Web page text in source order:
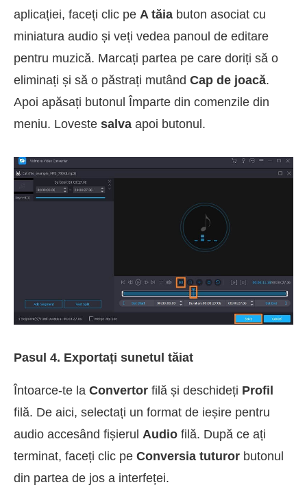
aplicației, faceți clic pe A tăia buton asociat cu
miniatura audio și veți vedea panoul de editare
pentru muzică. Marcați partea pe care doriți să o
eliminați și să o păstrați mutând Cap de joacă.
Apoi apăsați butonul Împarte din comenzile din
meniu. Loveste salva apoi butonul.
Pasul 4. Exportați sunetul tăiat
Întoarce-te la Convertor filă și deschideți Profil
filă. De aici, selectați un format de ieșire pentru
audio accesând fișierul Audio filă. După ce ați
terminat, faceți clic pe Conversia tuturor butonul
din partea de jos a interfeței.